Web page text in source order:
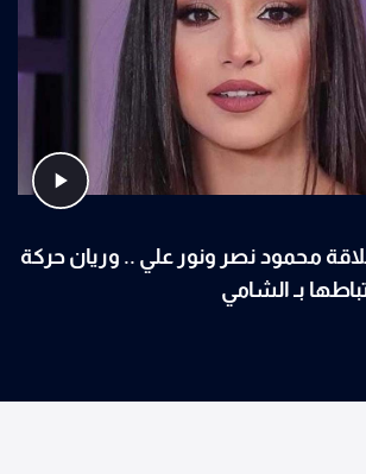
محمود نصر ونور علي .. وريان حركة
بـ الشامي